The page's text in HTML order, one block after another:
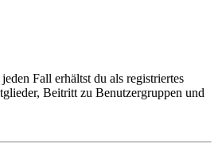
Fall erhältst du als registriertes
Beitritt zu Benutzergruppen und